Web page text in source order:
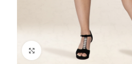
Click to enlarge